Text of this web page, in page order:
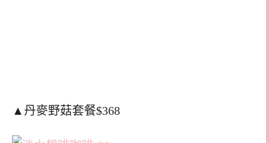
▲丹麥野菇套餐$368